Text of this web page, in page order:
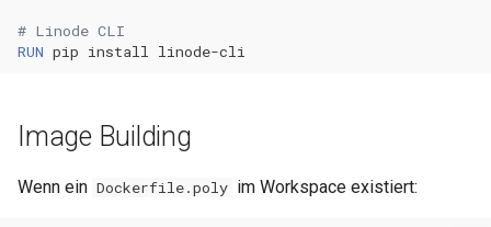
# Linode CLI
RUN pip install
Image Building
Wenn ein Dockerfile.poly im Workspace existiert: